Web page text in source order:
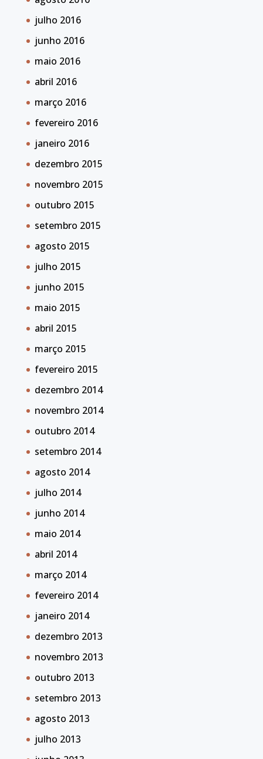
julho 2016
junho 2016
maio 2016
abril 2016
março 2016
fevereiro 2016
janeiro 2016
dezembro 2015
novembro 2015
outubro 2015
setembro 2015
agosto 2015
julho 2015
junho 2015
maio 2015
abril 2015
março 2015
fevereiro 2015
dezembro 2014
novembro 2014
outubro 2014
setembro 2014
agosto 2014
julho 2014
junho 2014
maio 2014
abril 2014
março 2014
fevereiro 2014
janeiro 2014
dezembro 2013
novembro 2013
outubro 2013
setembro 2013
agosto 2013
julho 2013